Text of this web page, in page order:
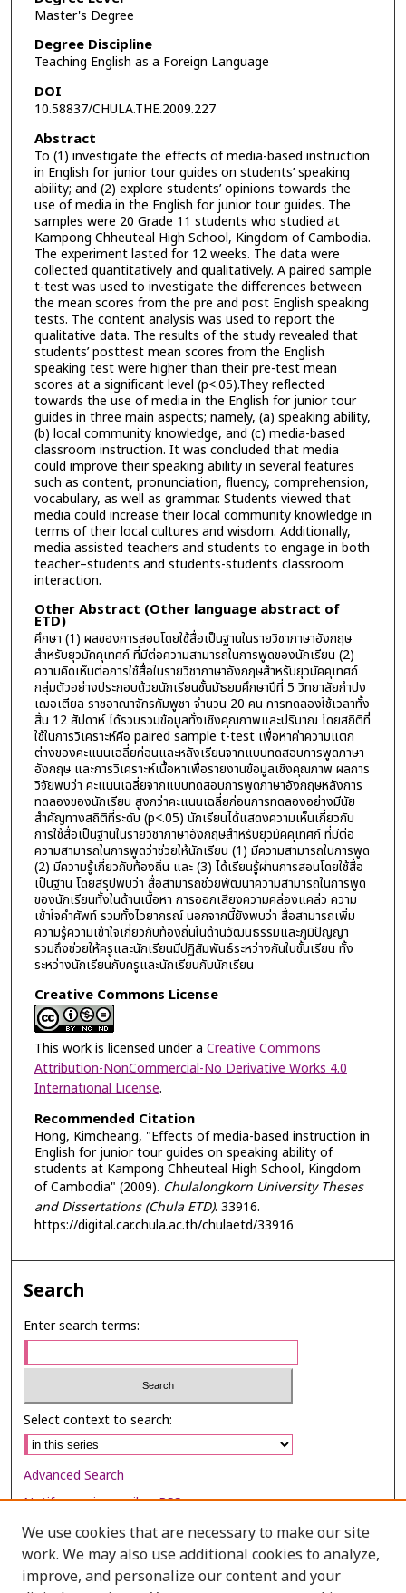
Master's Degree
Degree Discipline
Teaching English as a Foreign Language
DOI
10.58837/CHULA.THE.2009.227
Abstract
To (1) investigate the effects of media-based instruction
in English for junior tour guides on students’ speaking
ability; and (2) explore students’ opinions towards the
use of media in the English for junior tour guides. The
samples were 20 Grade 11 students who studied at
Kampong Chheuteal High School, Kingdom of Cambodia.
The experiment lasted for 12 weeks. The data were
collected quantitatively and qualitatively. A paired sample
t-test was used to investigate the differences between
the mean scores from the pre and post English speaking
tests. The content analysis was used to report the
qualitative data. The results of the study revealed that
students’ posttest mean scores from the English
speaking test were higher than their pre-test mean
scores at a significant level (p<.05).They reflected
towards the use of media in the English for junior tour
guides in three main aspects; namely, (a) speaking ability,
(b) local community knowledge, and (c) media-based
classroom instruction. It was concluded that media
could improve their speaking ability in several features
such as content, pronunciation, fluency, comprehension,
vocabulary, as well as grammar. Students viewed that
media could increase their local community knowledge in
terms of their local cultures and wisdom. Additionally,
media assisted teachers and students to engage in both
teacher–students and students-students classroom
interaction.
Other Abstract (Other language abstract of
ETD)
ศึกษา (1) ผลของการสอนโดยใช้สื่อเป็นฐานในรายวิชาภาษาอังกฤษ
สำหรับยุวมัคคุเทศก์ ที่มีต่อความสามารถในการพูดของนักเรียน (2)
ความคิดเห็นต่อการใช้สื่อในรายวิชาภาษาอังกฤษสำหรับยุวมัคคุเทศก์
กลุ่มตัวอย่างประกอบด้วยนักเรียนชั้นมัธยมศึกษาปีที่ 5 วิทยาลัยกำปง
เฌอเตียล ราชอาณาจักรกัมพูชา จำนวน 20 คน การทดลองใช้เวลาทั้ง
สิ้น 12 สัปดาห์ ได้รวบรวมข้อมูลทั้งเชิงคุณภาพและปริมาณ โดยสถิติที่
ใช้ในการวิเคราะห์คือ paired sample t-test เพื่อหาค่าความแตก
ต่างของคะแนนเฉลี่ยก่อนและหลังเรียนจากแบบทดสอบการพูดภาษา
อังกฤษ และการวิเคราะห์เนื้อหาเพื่อรายงานข้อมูลเชิงคุณภาพ ผลการ
วิจัยพบว่า คะแนนเฉลี่ยจากแบบทดสอบการพูดภาษาอังกฤษหลังการ
ทดลองของนักเรียน สูงกว่าคะแนนเฉลี่ยก่อนการทดลองอย่างมีนัย
สำคัญทางสถิติที่ระดับ (p<.05) นักเรียนได้แสดงความเห็นเกี่ยวกับ
การใช้สื่อเป็นฐานในรายวิชาภาษาอังกฤษสำหรับยุวมัคคุเทศก์ ที่มีต่อ
ความสามารถในการพูดว่าช่วยให้นักเรียน (1) มีความสามารถในการพูด
(2) มีความรู้เกี่ยวกับท้องถิ่น และ (3) ได้เรียนรู้ผ่านการสอนโดยใช้สื่อ
เป็นฐาน โดยสรุปพบว่า สื่อสามารถช่วยพัฒนาความสามารถในการพูด
ของนักเรียนทั้งในด้านเนื้อหา การออกเสียงความคล่องแคล่ว ความ
เข้าใจคำศัพท์ รวมทั้งไวยากรณ์ นอกจากนี้ยังพบว่า สื่อสามารถเพิ่ม
ความรู้ความเข้าใจเกี่ยวกับท้องถิ่นในด้านวัฒนธรรมและภูมิปัญญา
รวมถึงช่วยให้ครูและนักเรียนมีปฏิสัมพันธ์ระหว่างกันในชั้นเรียน ทั้ง
ระหว่างนักเรียนกับครูและนักเรียนกับนักเรียน
Creative Commons License
This work is licensed under a Creative Commons
Attribution-NonCommercial-No Derivative Works 4.0
International License.
Recommended Citation
Hong, Kimcheang, "Effects of media-based instruction in
English for junior tour guides on speaking ability of
students at Kampong Chheuteal High School, Kingdom
of Cambodia" (2009). Chulalongkorn University Theses
and Dissertations (Chula ETD). 33916.
https://digital.car.chula.ac.th/chulaetd/33916
Search
Enter search terms:
Select context to search:
Advanced Search
Notify me via email orRSS
Browse
Collections
We use cookies that are necessary to make our site
work. We may also use additional cookies to analyze,
improve, and personalize our content and your